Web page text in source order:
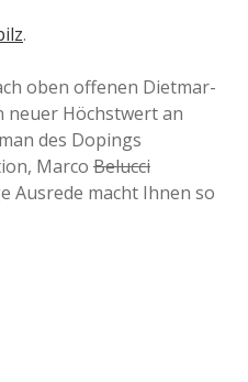
.
oben offenen Dietmar-
neuer Höchstwert an
des Dopings
Marco Belucci
Ausrede macht Ihnen so